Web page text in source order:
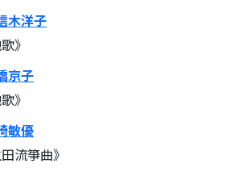
木洋子
》
京子
》
敏優
田流箏曲》